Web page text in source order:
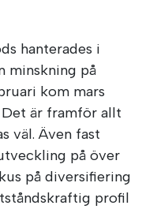
hanterades i
minskning på
kom mars
är framför allt
väl. Även fast
på över
på diversifiering
profil